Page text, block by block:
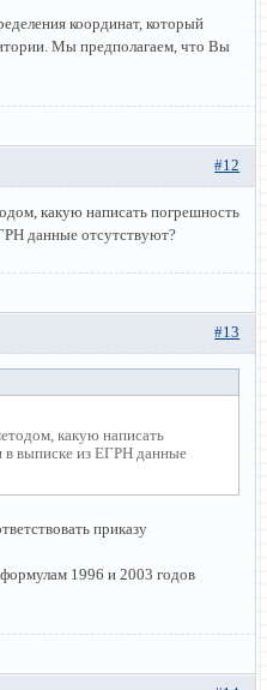
координат, который
Мы предполагаем, что Вы
#12
какую написать погрешность
данные отсутствуют?
#13
какую написать
в выписке из ЕГРН данные
приказу
1996 и 2003 годов